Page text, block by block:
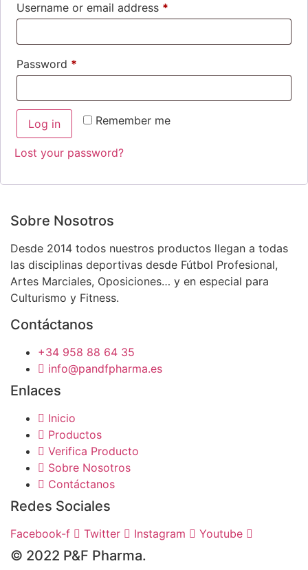
Username or email address *
Password *
Remember me
Log in
Lost your password?
Sobre Nosotros
Desde 2014 todos nuestros productos llegan a todas
las disciplinas deportivas desde Fútbol Profesional,
Artes Marciales, Oposiciones… y en especial para
Culturismo y Fitness.
Contáctanos
+34 958 88 64 35
info@pandfpharma.es
Enlaces
Inicio
Productos
Verifica Producto
Sobre Nosotros
Contáctanos
Redes Sociales
Facebook-f Twitter Instagram Youtube
© 2022 P&F Pharma.